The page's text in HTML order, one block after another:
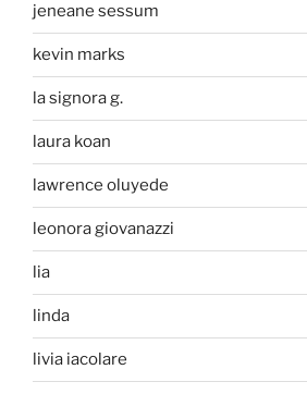
jeneane sessum
kevin marks
la signora g.
laura koan
lawrence oluyede
leonora giovanazzi
lia
linda
livia iacolare